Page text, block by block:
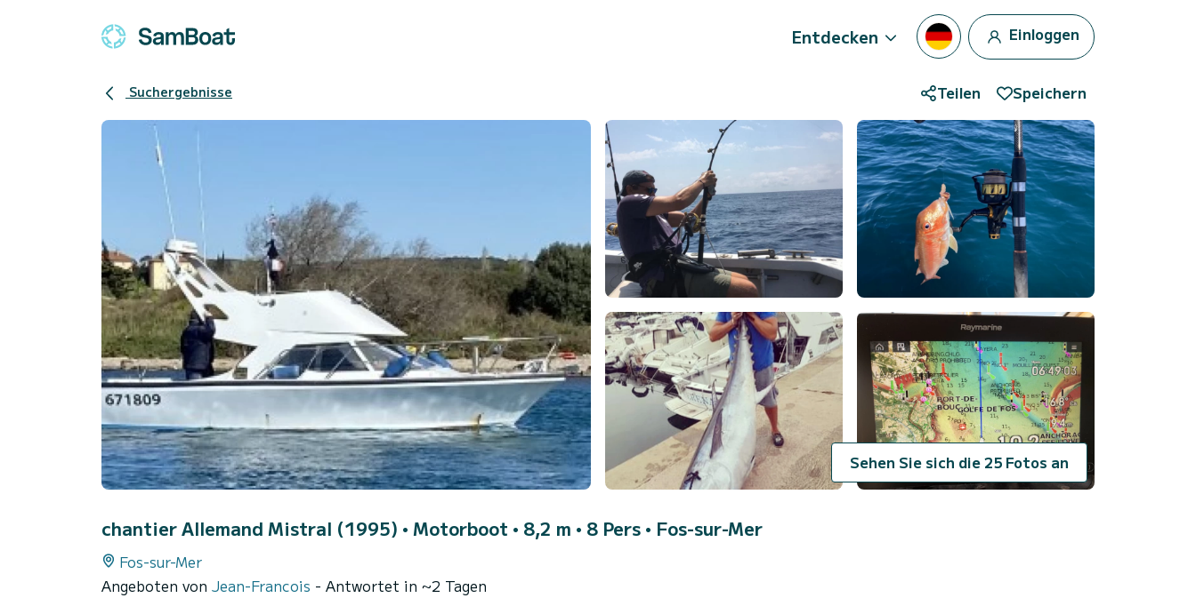
Entdecken Einloggen
Suchergebnisse Teilen Speichern
Sehen Sie sich die 25 Fotos an
chantier Allemand Mistral (1995) • Motorboot • 8,2 m • 8 Pers • Fos-sur-Mer
Fos-sur-Mer
Angeboten von Jean-Francois - Antwortet in ~2 Tagen